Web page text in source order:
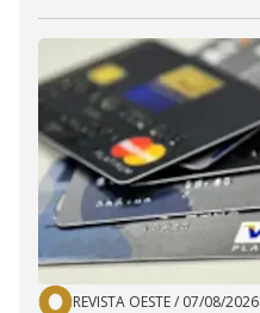
REVISTA OESTE/ 07/08/2026